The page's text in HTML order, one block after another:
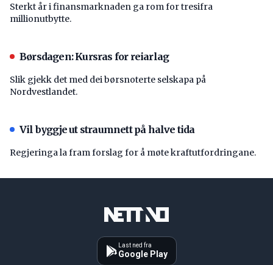
Sterkt år i finansmarknaden ga rom for tresifra
millionutbytte.
Børsdagen: Kursras for reiarlag
Slik gjekk det med dei børsnoterte selskapa på
Nordvestlandet.
Vil byggje ut straumnett på halve tida
Regjeringa la fram forslag for å møte kraftutfordringane.
Last ned fra
Google Play